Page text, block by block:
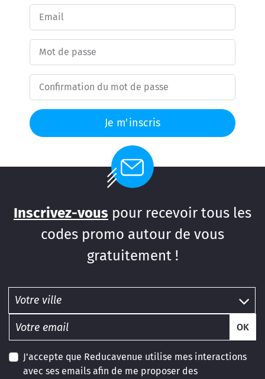
Je m'inscris
Inscrivez-vous pour recevoir tous les
codes promo autour de vous
gratuitement !
OK
J'accepte que Reducavenue utilise mes interactions
avec ses emails afin de me proposer des